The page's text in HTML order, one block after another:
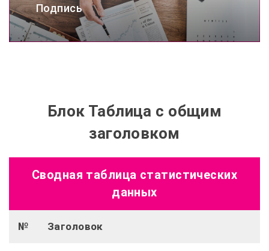
Подпись
Блок Таблица с общим
заголовком
Сводная таблица статистических
данных
№ Заголовок